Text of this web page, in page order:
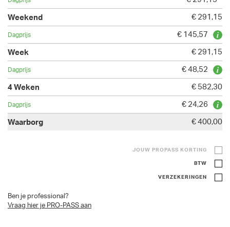
€ 291,15
€ 145,57
€ 291,15
€ 48,52
€ 582,30
€ 24,26
€ 400,00
JOUW PROPASS KORTING
BTW
VERZEKERINGEN
Ben je professional?
Vraag hier je PRO-PASS aan